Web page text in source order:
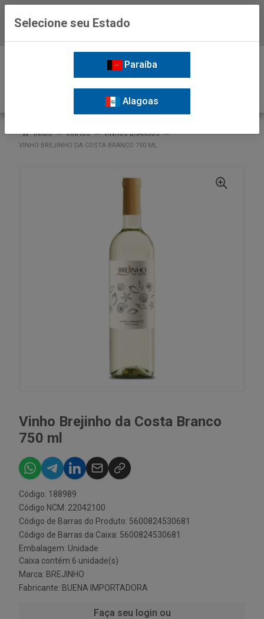
INÍCIO VINHOS
VINHOS BRANCOS
VINHO BREJINHO DA COSTA BRANCO 750 ML
Vinho Brejinho da Costa Branco
750 ml
Código: 188989
Código NCM: 22042100
Código de Barras do Produto: 5600824530681
Código de Barras da Caixa: 5600824530681
Embalagem: Unidade
Caixa contém 6 unidade(s)
Marca: BREJINHO
Fabricante: BUENA IMPORTADORA
Faça seu login ou
Selecione seu Estado
Paraíba
Alagoas